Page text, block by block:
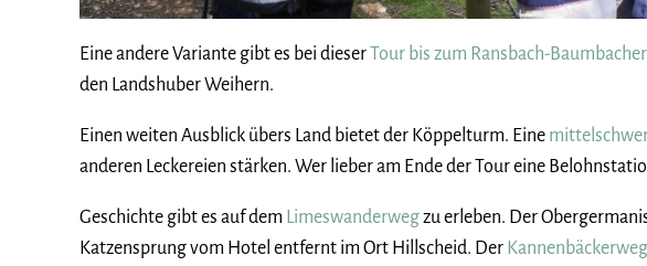
Eine andere Variante gibt es bei dieserTour bis zum Ransbach-
den Landshuber Weihern.
Einen weiten Ausblick übers Land bietet der Köppelturm. Eine
anderen Leckereien stärken. Wer lieber am Ende der Tour eine
Geschichte gibt es auf dem Limeswanderwegzu erleben. Der
Katzensprung vom Hotel entfernt im Ort Hillscheid. Der Kannenbäckerweg